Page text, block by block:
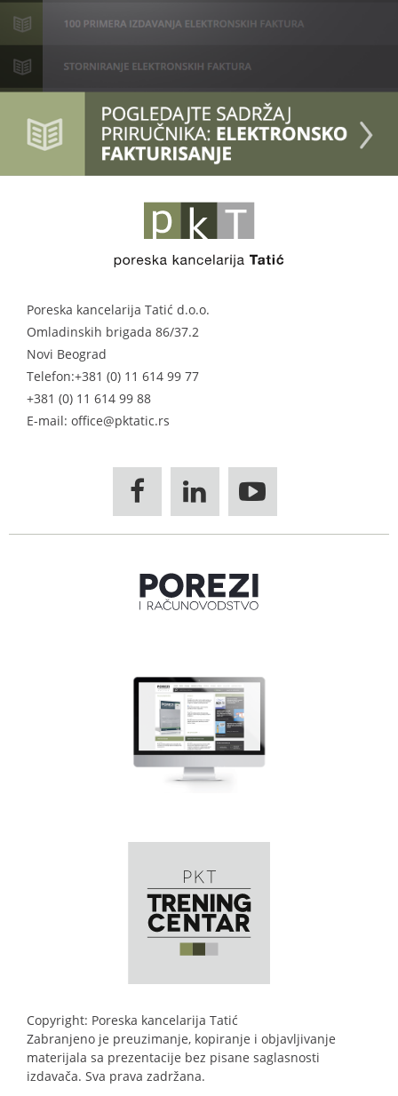
Poreska kancelarija Tatić d.o.o.
Omladinskih brigada 86/37.2
Novi Beograd
Telefon:+381 (0) 11 614 99 77
+381 (0) 11 614 99 88
E-mail: office@pktatic.rs
  
Copyright: Poreska kancelarija Tatić
Zabranjeno je preuzimanje, kopiranje i objavljivanje
materijala sa prezentacije bez pisane saglasnosti
izdavača. Sva prava zadržana.